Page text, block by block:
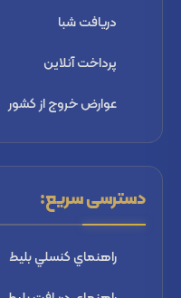
دریافت شبا
پرداخت آنلاین
عوارض خروج از کشور
دسترسی سریع:
راهنماي كنسلي بليط